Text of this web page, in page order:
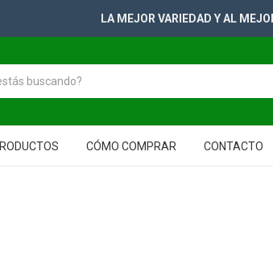
LA MEJOR VARIEDAD Y AL
CÓMO COMPRAR CONTACTO